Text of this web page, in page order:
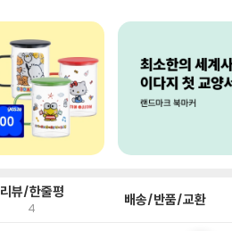
리뷰/한줄평
4 배송/반품/교환